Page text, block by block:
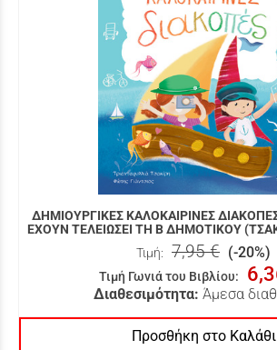
ΔΗΜΙΟΥΡΓΙΚΕΣ ΚΑΛΟΚΑΙΡΙΝΕΣ
ΕΧΟΥΝ ΤΕΛΕΙΩΣΕΙ ΤΗ Β ΔΗΜΟΤΙΚΟΥ
Τιμή: 7,95 € (-20%)
Τιμή Γωνιά του Βιβλίου:
Διαθεσιμότητα: Άμεσα
Προσθήκη στο Καλάθι